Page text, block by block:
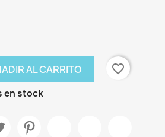
AL CARRITO
favorite_border
en stock